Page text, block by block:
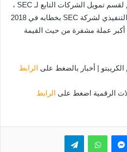
السماح بإقالة المدير السابق لقسم تمويل الشركات التابع لـ SEC ،
ويليام هينمان. يُعرف المدير التنفيذي لشركة SEC بخطابه في 2018
أكبر عملة مشفرة من حيث القيمة
الكريبتو | أخبار بالضغط على الرابط
الرقمية اضغط على الرابط
ماسنجرواتساب تيلقرام